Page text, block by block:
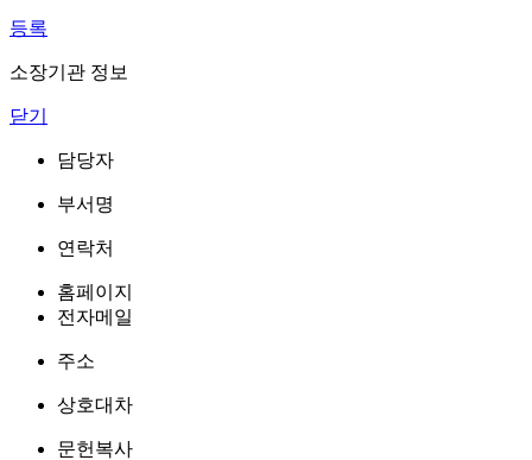
등록
소장기관 정보
닫기
담당자
부서명
연락처
홈페이지
전자메일
주소
상호대차
문헌복사